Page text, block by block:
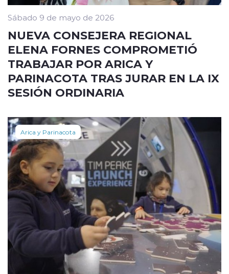
Sábado 9 de mayo de 2026
NUEVA CONSEJERA REGIONAL
ELENA FORNES COMPROMETIÓ
TRABAJAR POR ARICA Y
PARINACOTA TRAS JURAR EN LA IX
SESIÓN ORDINARIA
Arica y Parinacota